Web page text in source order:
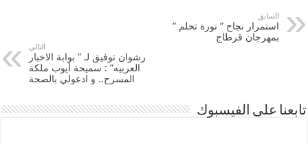
السابق
استمرار نجاح ” نورة تحلم ”
بمهرجان قرطاج
التالي
رشوان توفيق لـ ” بوابة الاخبار
العربيه” : سميحة أيوب ملكة
المسرح.. و ادعولي بالصحة
تابعنا على الفيسبوك